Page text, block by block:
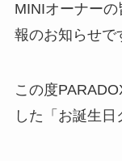
MINIオーナー
報のお知らせで
この度
した「お誕生日